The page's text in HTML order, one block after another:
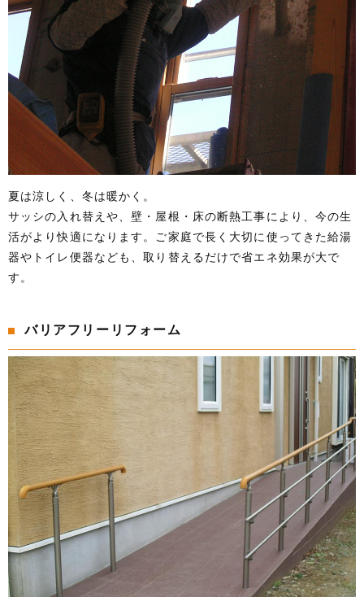
夏は涼しく、冬は暖かく。
サッシの入れ替えや、壁・屋根・床の断熱工事により、今の生
活がより快適になります。ご家庭で長く大切に使ってきた給湯
器やトイレ便器なども、取り替えるだけで省エネ効果が大で
す。
バリアフリーリフォーム